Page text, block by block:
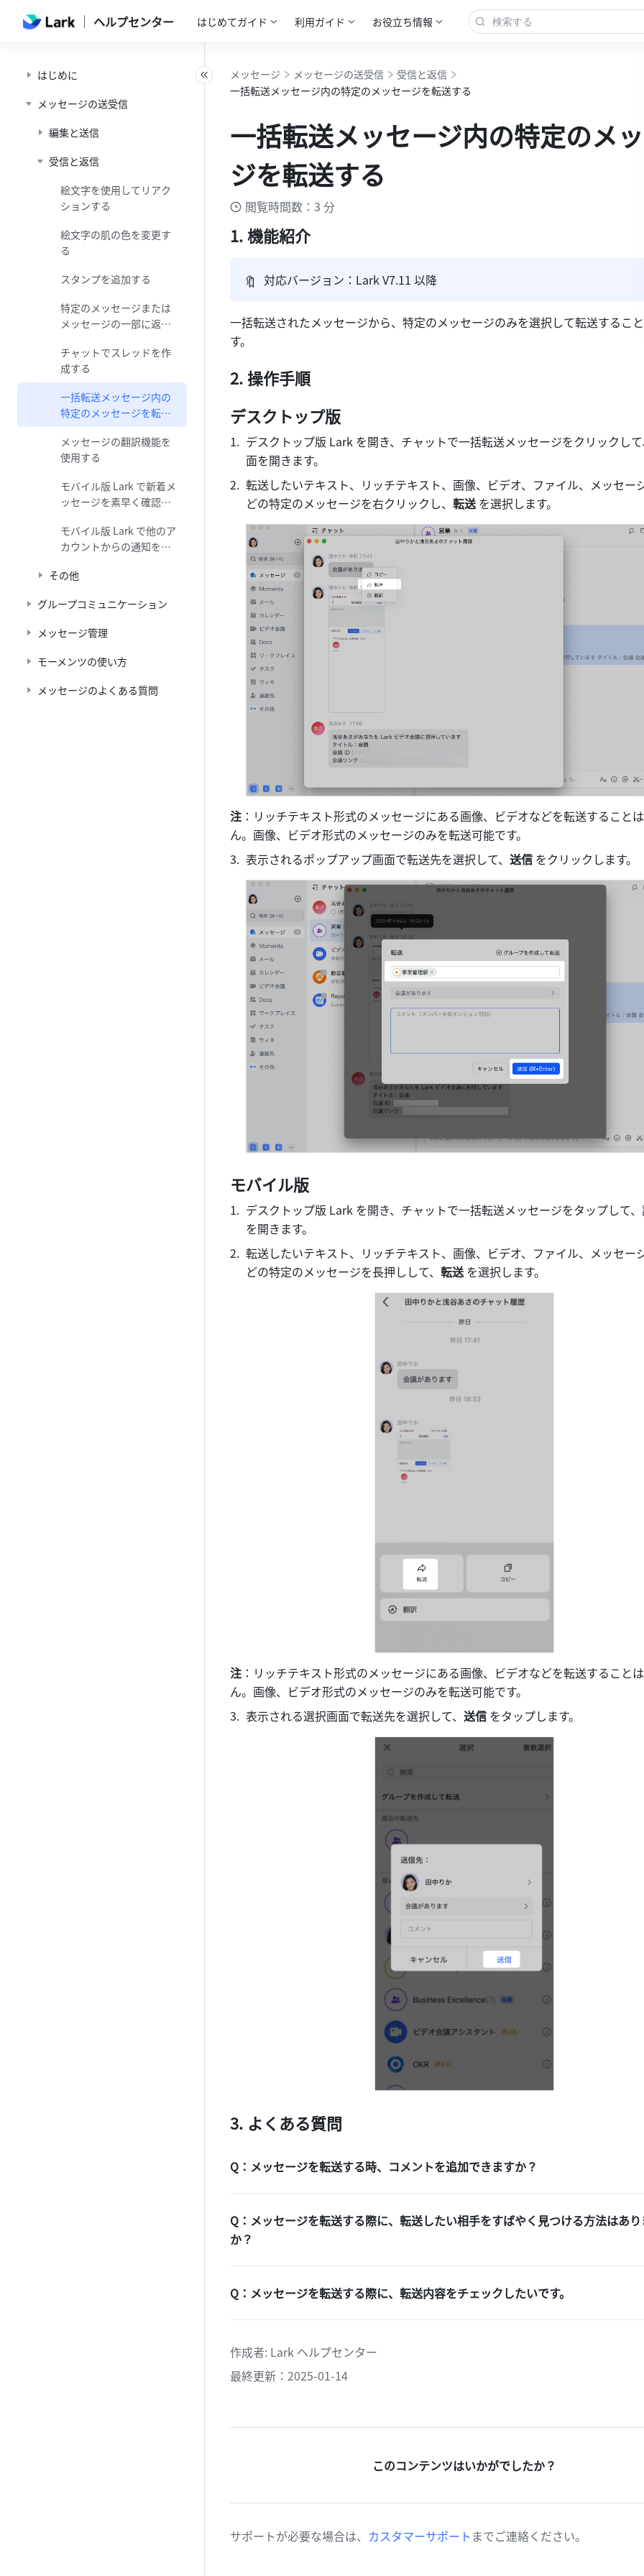
ヘルプセンター はじめてガイド 利用ガイド お役立ち情報
はじめに
メッセージの送受信
編集と送信
受信と返信
絵文字を使用してリアク
ションする
絵文字の肌の色を変更す
る
スタンプを追加する
特定のメッセージまたは
メッセージの一部に返信
チャットでスレッドを作
成する
一括転送メッセージ内の
特定のメッセージを転送
する
メッセージの翻訳機能を
使用する
モバイル版 Lark で新着メ
ッセージを素早く確認・
モバイル版 Lark で他のア
カウントからの通知を受
その他
グループコミュニケーション
メッセージ管理
モーメンツの使い方
メッセージのよくある質問
メッセージ メッセージの送受信
受信と返信
一括転送メッセージ内の特定のメッセージを転送する
一括転送メッセージ内の特定のメ
ジを転送する
閲覧時間数：3 分
機能紹介
🔖 対応バージョン：Lark V7.11 以降
一括転送されたメッセージから、特定のメッセージのみを選択して転送するこ
す。
操作手順
デスクトップ版
デスクトップ版 Lark を開き、チャットで一括転送メッセージをクリックし
面を開きます。
転送したいテキスト、リッチテキスト、画像、ビデオ、ファイル、メッセー
どの特定のメッセージを右クリックし、 転送 を選択します。
注 ：リッチテキスト形式のメッセージにある画像、ビデオなどを転送すること
ん。画像、ビデオ形式のメッセージのみを転送可能です。
表示されるポップアップ画面で転送先を選択して、 送信 をクリックします。
モバイル版
デスクトップ版 Lark を開き、チャットで一括転送メッセージをタップして
を開きます。
転送したいテキスト、リッチテキスト、画像、ビデオ、ファイル、メッセー
どの特定のメッセージを長押しして、 転送 を選択します。
注 ：リッチテキスト形式のメッセージにある画像、ビデオなどを転送すること
ん。画像、ビデオ形式のメッセージのみを転送可能です。
表示される選択画面で転送先を選択して、 送信 をタップします。
よくある質問
Q：メッセージを転送する時、コメントを追加できますか？
Q：メッセージを転送する際に、転送したい相手をすばやく見つける方法はあ
か？
Q：メッセージを転送する際に、転送内容をチェックしたいです。
作成者: Lark ヘルプセンター
最終更新：2025-01-14
このコンテンツはいかがでしたか？
サポートが必要な場合は、 カスタマーサポート までご連絡ください。